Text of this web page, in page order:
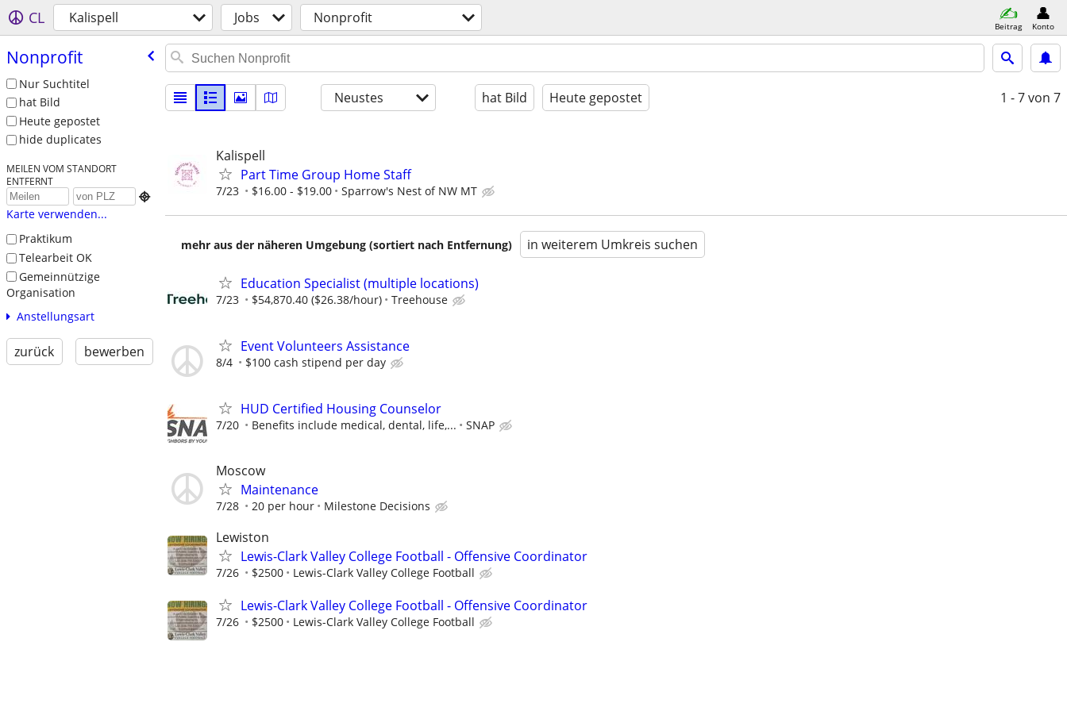
CL Kalispell Jobs Nonprofit Beitrag Konto
Nonprofit
Nur Suchtitel
hat Bild
Heute gepostet
hide duplicates
MEILEN VOM STANDORT
ENTFERNT

Karte verwenden...
Praktikum
Telearbeit OK
Gemeinnützige
Organisation
Anstellungsart
zurück bewerben
Neustes hat Bild Heute gepostet 1 - 7von 7
Kalispell
Part Time Group Home Staff
7/23 $16.00 - $19.00 Sparrow's Nest of NW MT
mehr aus der näheren Umgebung (sortiert nach Entfernung) in weiterem Umkreis suchen
Education Specialist (multiple locations)
7/23 $54,870.40 ($26.38/hour) Treehouse
Event Volunteers Assistance
8/4 $100 cash stipend per day
HUD Certified Housing Counselor
7/20 Benefits include medical, dental, life,... SNAP
Moscow
Maintenance
7/28 20 per hour Milestone Decisions
Lewiston
Lewis-Clark Valley College Football - Offensive Coordinator
7/26 $2500 Lewis-Clark Valley College Football
Lewis-Clark Valley College Football - Offensive Coordinator
7/26 $2500 Lewis-Clark Valley College Football